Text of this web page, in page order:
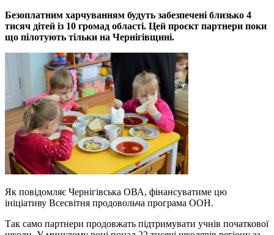
Безоплатним харчуванням будуть забезпечені близько 4
тисяч дітей із 10 громад області. Цей проєкт партнери поки
що пілотують тільки на Чернігівщині.
Як повідомляє Чернігівська ОВА, фінансуватиме цю
ініціативу Всесвітня продовольча програма ООН.
Так само партнери продовжать підтримувати учнів початкової